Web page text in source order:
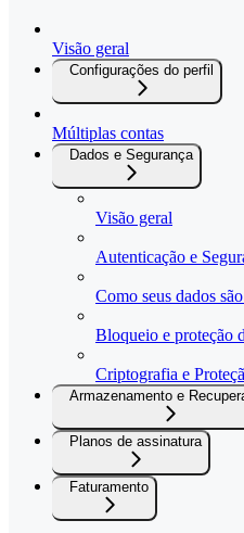
Visão geral
Configurações do perfil
Múltiplas contas
Dados e Segurança
Visão geral
Autenticação e
Como seus dados
Bloqueio e proteção
Criptografia e
Armazenamento e
Planos de assinatura
Faturamento